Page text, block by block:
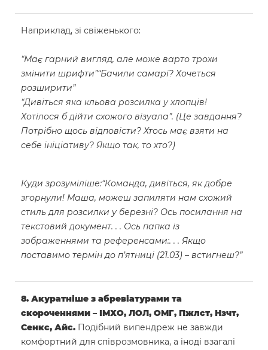
Наприклад, зі свіженького:
“Має гарний вигляд, але може варто трохи
змінити шрифти”“Бачили самарі? Хочеться
розширити”
“Дивіться яка кльова розсилка у хлопців!
Хотілося б дійти схожого візуала”. (Це завдання?
Потрібно щось відповісти? Хтось має взяти на
себе ініціативу? Якщо так, то хто?)
Куди зрозуміліше:“Команда, дивіться, як добре
згорнули! Маша, можеш запиляти нам схожий
стиль для розсилки у березні? Ось посилання на
текстовий документ. . . Ось папка із
зображеннями та референсами:. . . Якщо
поставимо термін до п’ятниці (21.03) – встигнеш?”
8. Акуратніше з абревіатурами та
скороченнями – ІМХО, ЛОЛ, ОМГ, Пжлст, Нзчт,
Сенкс, Айс. Подібний випендреж не завжди
комфортний для співрозмовника, а іноді взагалі